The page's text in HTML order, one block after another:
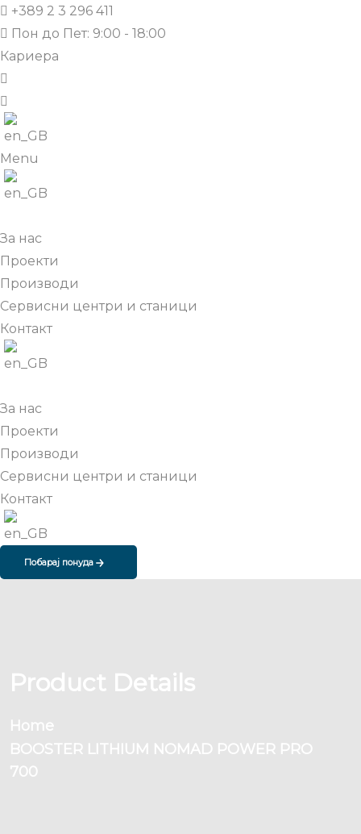
+389 2 3 296 411
Пон до Пет: 9:00 - 18:00
Кариера
Menu
За нас
Проекти
Производи
Сервисни центри и станици
Контакт
За нас
Проекти
Производи
Сервисни центри и станици
Контакт
Побарај понуда
Product Details
Home
BOOSTER LITHIUM NOMAD POWER PRO
700